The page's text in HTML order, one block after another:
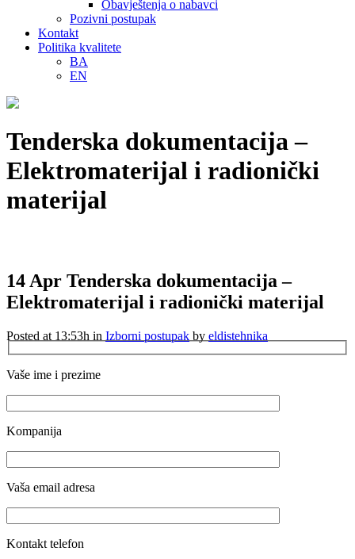
Obavještenja o nabavci
Pozivni postupak
Kontakt
Politika kvalitete
BA
EN
Tenderska dokumentacija –
Elektromaterijal i radionički
materijal
14 Apr Tenderska dokumentacija –
Elektromaterijal i radionički materijal
Posted at 13:53h in Izborni postupak by eldistehnika
Vaše ime i prezime
Kompanija
Vaša email adresa
Kontakt telefon